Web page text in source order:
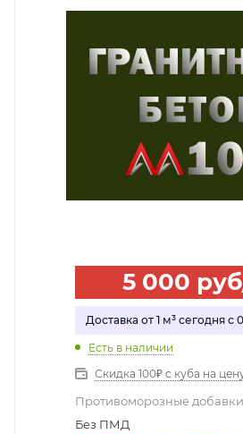
5 000 руб
Доставка от 1 м³ сегодня с
Есть в наличии
Скидка 100₽ с куба на
Противоморозные
Без ПМД